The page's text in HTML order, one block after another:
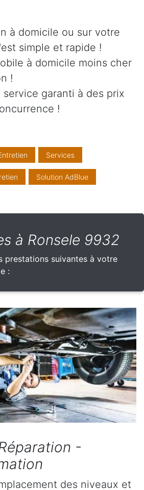
à domicile ou sur votre
simple et rapide !
à domicile moins cher
!
garanti à des prix
!
Services
Solution AdBlue
à Ronsele 9932
prestations suivantes à votre
:
-
des niveaux et